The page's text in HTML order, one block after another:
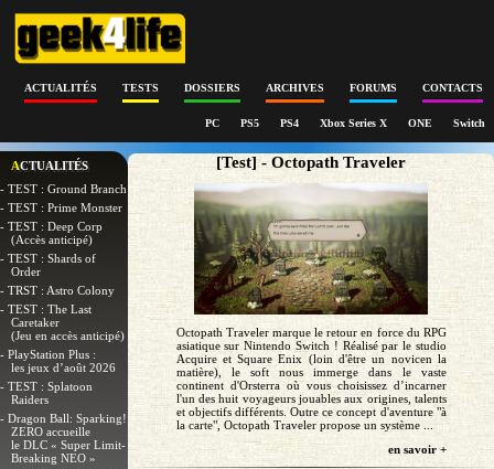
ACTUALITÉS TESTS DOSSIERS ARCHIVES FORUMS CONTACTS
PC PS5 PS4 Xbox Series X ONE Switch
ACTUALITÉS
- TEST : Ground Branch
- TEST : Prime Monster
- TEST : Deep Corp
(Accès anticipé)
- TEST : Shards of
Order
- TRST : Astro Colony
- TEST : The Last
Caretaker
(Jeu en accès anticipé)
- PlayStation Plus :
les jeux d’août 2026
- TEST : Splatoon
Raiders
- Dragon Ball: Sparking!
ZERO accueille
le DLC « Super Limit-
Breaking NEO »
[Test] - Octopath Traveler
Octopath Traveler marque le retour en force du RPG
asiatique sur Nintendo Switch ! Réalisé par le studio
Acquire et Square Enix (loin d'être un novicen la
matière), le soft nous immerge dans le vaste
continent d'Orsterra où vous choisissez d’incarner
l'un des huit voyageurs jouables aux origines, talents
et objectifs différents. Outre ce concept d'aventure "à
la carte", Octopath Traveler propose un système ...
en savoir +